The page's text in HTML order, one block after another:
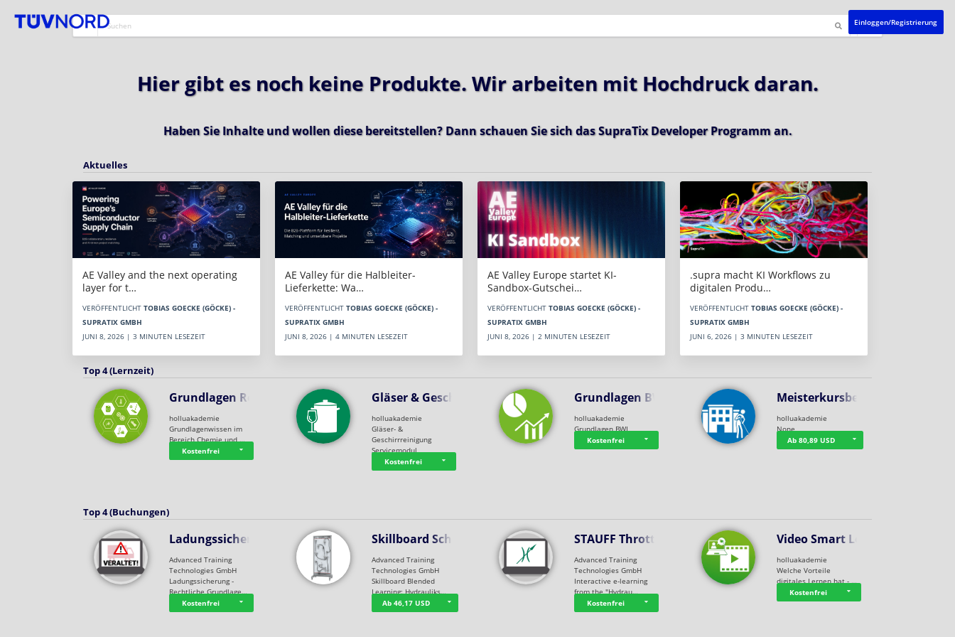
Einloggen/Registrierung
Hier gibt es noch keine Produkte. Wir arbeiten mit Hochdruck daran.
Haben Sie Inhalte und wollen diese bereitstellen? Dann schauen Sie sich dasSupraTix Developer Programman.
Aktuelles
AE Valley and the next operating
layer for t…
VERÖFFENTLICHT TOBIAS GOECKE (GÖCKE) -
SUPRATIX GMBH
JUNI 8, 2026 | 3 MINUTEN LESEZEIT
AE Valley für die Halbleiter-
Lieferkette: Wa…
VERÖFFENTLICHT TOBIAS GOECKE (GÖCKE) -
SUPRATIX GMBH
JUNI 8, 2026 | 4 MINUTEN LESEZEIT
AE Valley Europe startet KI-
Sandbox-Gutschei…
VERÖFFENTLICHT TOBIAS GOECKE (GÖCKE) -
SUPRATIX GMBH
JUNI 8, 2026 | 2 MINUTEN LESEZEIT
.supra macht KI Workflows zu
digitalen Produ…
VERÖFFENTLICHT TOBIAS GOECKE (GÖCKE) -
SUPRATIX GMBH
JUNI 6, 2026 | 3 MINUTEN LESEZEIT
Top 4 (Lernzeit)
Grundlagen Rein…
holluakademie
Grundlagenwissen im
Bereich Chemie und …
Kostenfrei
Gläser & Geschi…
holluakademie
Gläser- &
Geschirrreinigung
Servicemodul
Kostenfrei
Grundlagen BWL
holluakademie
Grundlagen BWL
Kostenfrei
Meisterkursbegl…
holluakademie
None
Ab 80,89 USD
Top 4 (Buchungen)
Ladungssicherung
Advanced Training
Technologies GmbH
Ladungssicherung -
Rechtliche Grundlage…
Kostenfrei
Skillboard Schl…
Advanced Training
Technologies GmbH
Skillboard Blended
Learning: Hydrauliks…
Ab 46,17 USD
STAUFF Throttle…
Advanced Training
Technologies GmbH
Interactive e-learning
from the "Hydrau…
Kostenfrei
Video Smart Lea…
holluakademie
Welche Vorteile
digitales Lernen hat - …
Kostenfrei